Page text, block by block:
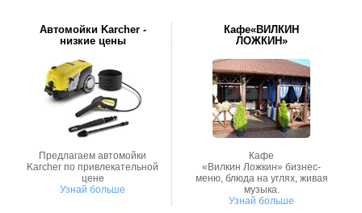
Инструменты
Все товары
Услуги
Автомойки Karcher -
низкие цены
Предлагаем автомойки
Karcher по привлекательной
цене
Узнай больше
Кафе«ВИЛКИН
ЛОЖКИН»
Кафе
«Вилкин Ложкин» бизнес-
меню, блюда на углях, живая
музыка.
Узнай больше